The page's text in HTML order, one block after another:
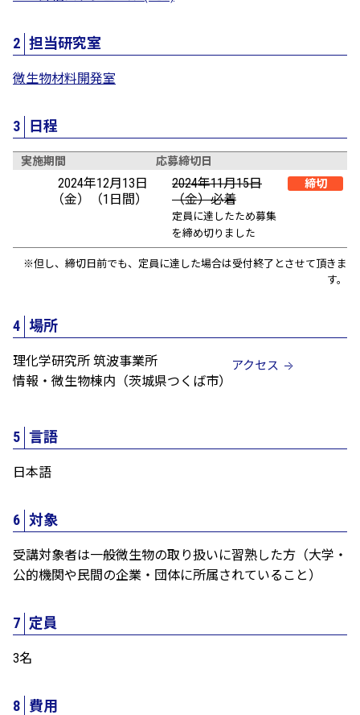
2 担当研究室
微生物材料開発室
3 日程
実施期間 応募締切日
2024年12月13日
（金）（1日間）
2024年11月15日
（金）必着
定員に達したため募集
を締め切りました
締切
※但し、締切日前でも、定員に達した場合は受付終了とさせて頂きま
す。
4 場所
理化学研究所 筑波事業所
情報・微生物棟内（茨城県つくば市）
アクセス
5 言語
日本語
6 対象
受講対象者は一般微生物の取り扱いに習熟した方（大学・
公的機関や民間の企業・団体に所属されていること）
7 定員
3名
8 費用